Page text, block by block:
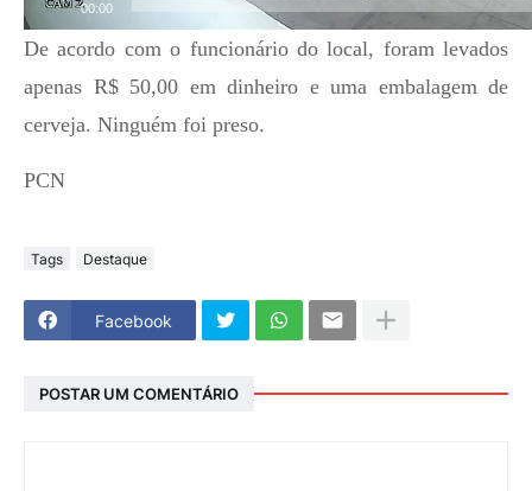
00:00
De acordo com o funcionário do local, foram levados
apenas R$ 50,00 em dinheiro e uma embalagem de
cerveja. Ninguém foi preso.
PCN
Tags Destaque
Facebook
POSTAR UM COMENTÁRIO